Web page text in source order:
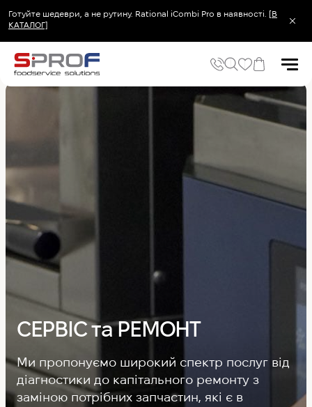
Готуйте шедеври, а не рутину. Rational iCombi Pro в наявності. [В
КАТАЛОГ]
Холодильне та Морозильне обладнання
Овочерізки професійні
Хімія для пароконвектоматів
Хімія для посудомийних машин
Популярні товари
MyChef Пароконвекційна піч Cook Master 6
GN 1/1
IRINOX Холодильна шафа N*ICE
Головна Послуги СЕРВІС та РЕМОНТ
СЕРВІС та РЕМОНТ
Ми пропонуємо широкий спектр послуг від
діагностики до капітального ремонту з
заміною потрібних запчастин, які є в